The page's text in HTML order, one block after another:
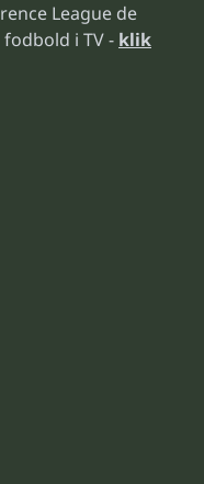
League de
i TV - klik